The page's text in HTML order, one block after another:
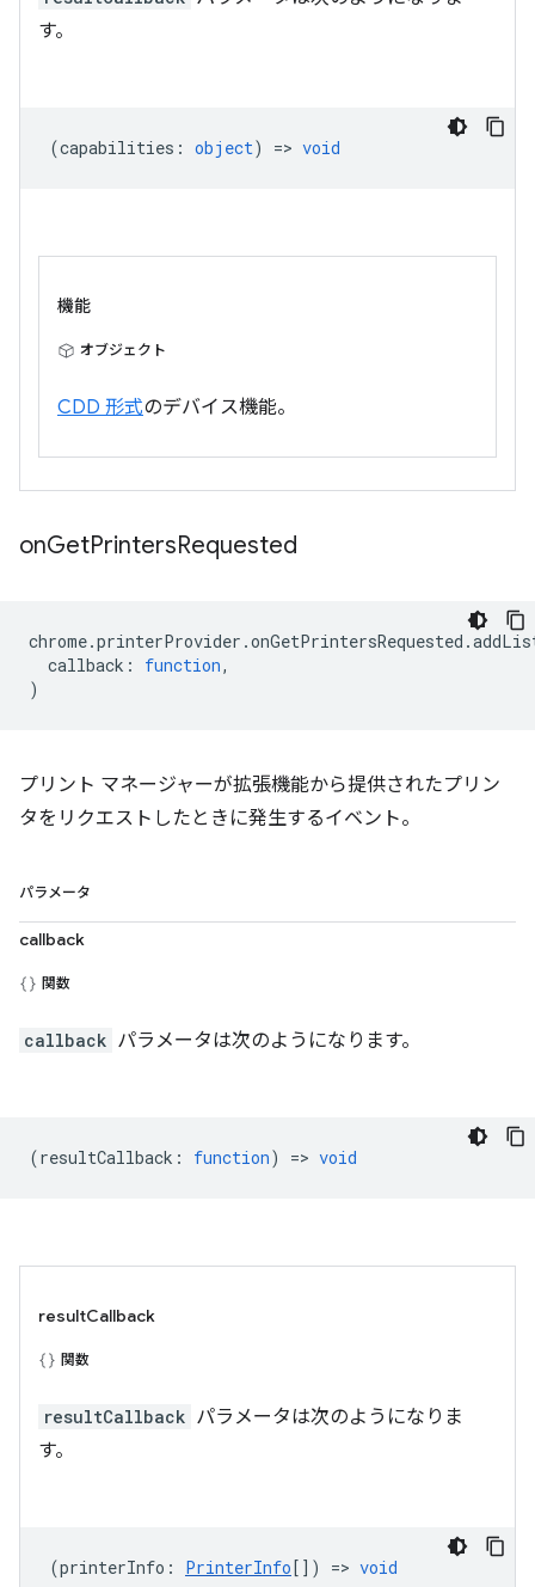
す。
(capabilities : object) => void
機能
オブジェクト
CDD 形式のデバイス機能。
onGetPrintersRequested
chrome.printerProvider .onGetPrintersRequested .
callback : function,
)
プリント マネージャーが拡張機能から提供されたプリン
タをリクエストしたときに発生するイベント。
パラメータ
callback
関数
callback パラメータは次のようになります。
(resultCallback : function) => void
resultCallback
関数
resultCallback パラメータは次のようになりま
す。
(printerInfo : PrinterInfo[]) => void